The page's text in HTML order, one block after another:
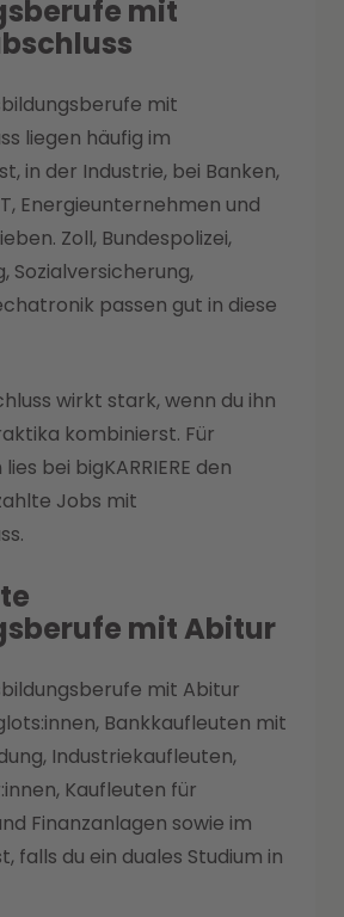
mit
mit
liegen häufig im
in der Industrie, bei Banken,
Energieunternehmen und
Zoll, Bundespolizei,
Sozialversicherung,
passen gut in diese
wirkt stark, wenn du ihn
kombinierst. Für
bei bigKARRIERE den
Jobs mit
mit Abitur
mit Abitur
Bankkaufleuten mit
Industriekaufleuten,
Kaufleuten für
Finanzanlagen sowie im
falls du ein duales Studium in